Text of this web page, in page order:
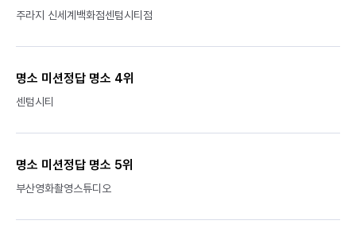
주라지 신세계백화점센텀시티점
명소 미션정답 명소 4위
센텀시티
명소 미션정답 명소 5위
부산영화촬영스튜디오